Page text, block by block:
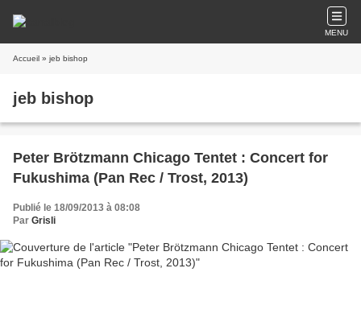
MENU
Accueil » jeb bishop
jeb bishop
Peter Brötzmann Chicago Tentet : Concert for
Fukushima (Pan Rec / Trost, 2013)
Publié le 18/09/2013 à 08:08
Par Grisli